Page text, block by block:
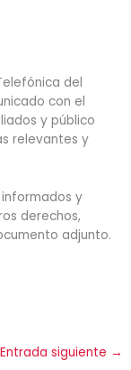
del
con el
y público
relevantes y
y
derechos,
adjunto.
Entrada siguiente →